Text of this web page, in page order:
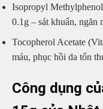
Isopropyl
0.1g – sát khuẩn, ngăn
Tocopherol Acetate
máu, phục hồi da tổn
Công dụng